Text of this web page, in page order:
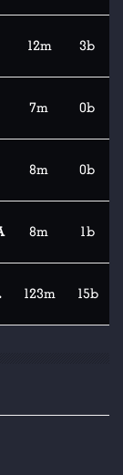
12m 3b
7m 0b
8m 0b
8m 1b
123m 15b